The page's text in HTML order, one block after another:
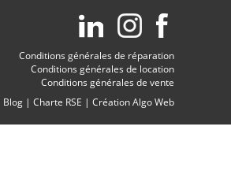
Conditions générales de réparation
Conditions générales de location
Conditions générales de vente
Blog | Charte RSE | Création Algo Web